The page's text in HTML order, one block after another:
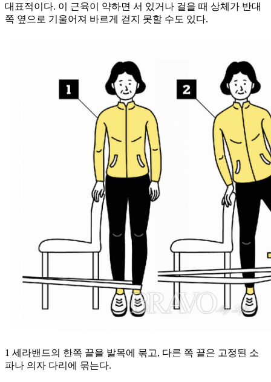
대표적이다. 이 근육이 약하면 서 있거나 걸을 때 상체가 반대
쪽 옆으로 기울어져 바르게 걷지 못할 수도 있다.
1 세라밴드의 한쪽 끝을 발목에 묶고, 다른 쪽 끝은 고정된 소
파나 의자 다리에 묶는다.